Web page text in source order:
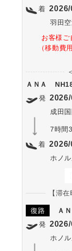
着
羽田
お客様ご
（移動費
ＡＮＡ
発
成田
7時間
着
ホノ
【滞
復路 Ａ
発
ホノ